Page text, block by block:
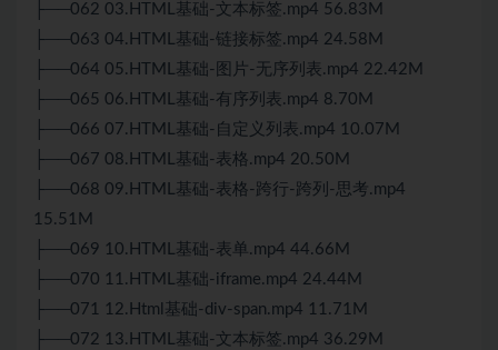
├──062 03.HTML基础-文本标签.mp4 56.83M
├──063 04.HTML基础-链接标签.mp4 24.58M
├──064 05.HTML基础-图片-无序列表.mp4 22.42M
├──065 06.HTML基础-有序列表.mp4 8.70M
├──066 07.HTML基础-自定义列表.mp4 10.07M
├──067 08.HTML基础-表格.mp4 20.50M
├──068 09.HTML基础-表格-跨行-跨列-思考.mp4
15.51M
├──069 10.HTML基础-表单.mp4 44.66M
├──070 11.HTML基础-iframe.mp4 24.44M
├──071 12.Html基础-div-span.mp4 11.71M
├──072 13.HTML基础-文本标签.mp4 36.29M